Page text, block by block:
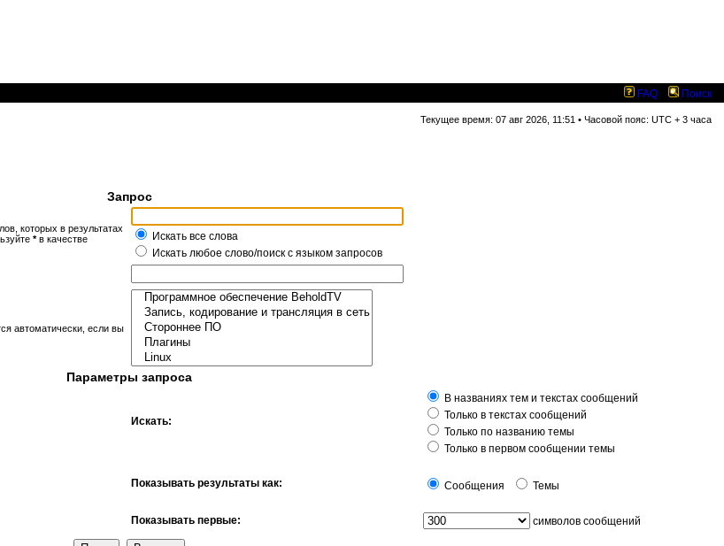
FAQ Поиск
Текущее время: 07 авг 2026, 11:51 • Часовой пояс: UTC + 3 часа
Запрос
которых в результатах
*в качестве
Искать все слова
Искать любое слово/поиск с языком запросов
автоматически, если вы
Параметры запроса
Искать:
В названиях тем и текстах сообщений
Только в текстах сообщений
Только по названию темы
Только в первом сообщении темы
Показывать результаты как: Сообщения Темы
Показывать первые: символов сообщений